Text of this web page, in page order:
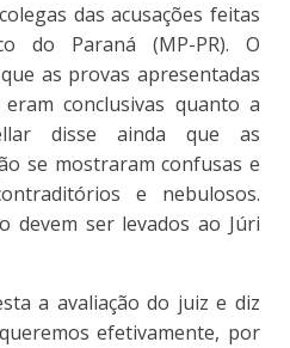
das acusações feitas
do Paraná (MP-PR). O
as provas apresentadas
conclusivas quanto a
disse ainda que as
se mostraram confusas e
e nebulosos.
devem ser levados ao Júri
a avaliação do juiz e diz
efetivamente, por